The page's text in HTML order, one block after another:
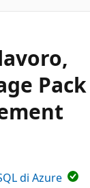
Pack
di Azure